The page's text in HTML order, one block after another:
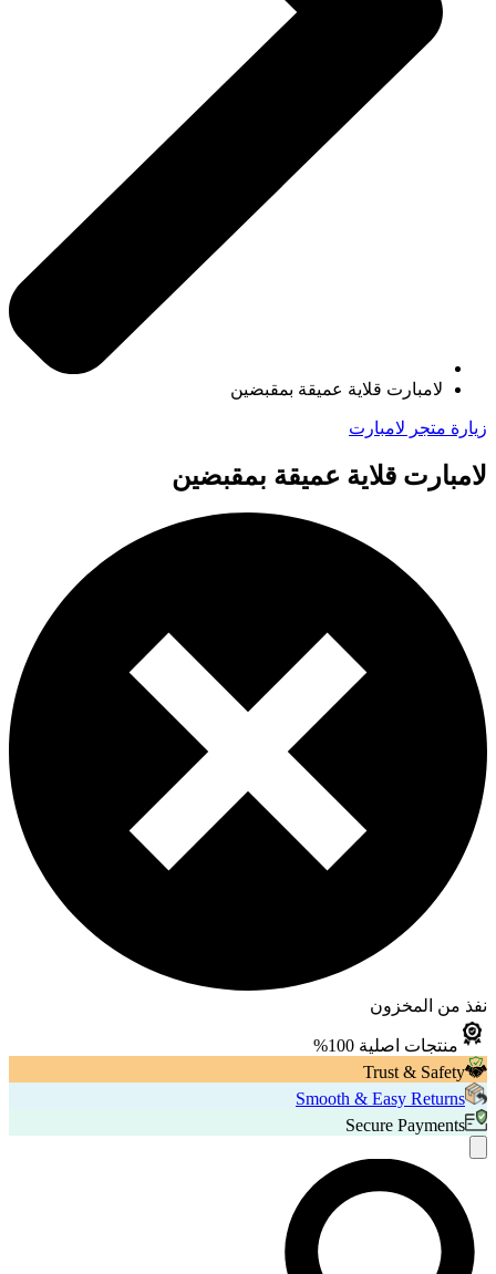
لامبارت قلاية عميقة بمقبضين
زيارة متجر لامبارت
لامبارت قلاية عميقة بمقبضين
نفذ من المخزون
منتجات اصلية 100%
Trust & Safety
Smooth & Easy Returns
Secure Payments